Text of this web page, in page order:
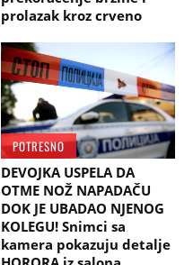
prolazak kroz crveno
POTRESNO
DEVOJKA USPELA DA
OTME NOŽ NAPADAČU
DOK JE UBADAO NJENOG
KOLEGU! Snimci sa
kamera pokazuju detalje